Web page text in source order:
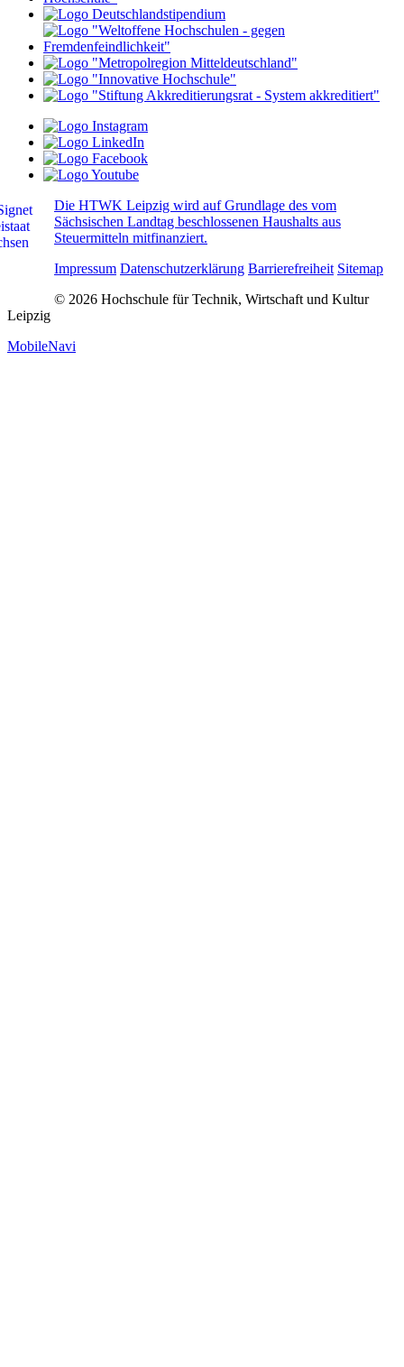
Die HTWK Leipzig wird auf Grundlage des vom
Sächsischen Landtag beschlossenen Haushalts aus
Steuermitteln mitfinanziert.
Impressum Datenschutzerklärung Barrierefreiheit Sitemap
© 2026 Hochschule für Technik, Wirtschaft und Kultur
Leipzig
MobileNavi